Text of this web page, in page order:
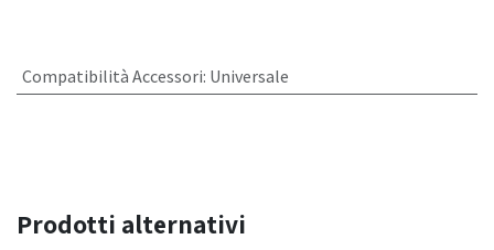
Compatibilità Accessori: Universale
Prodotti alternativi